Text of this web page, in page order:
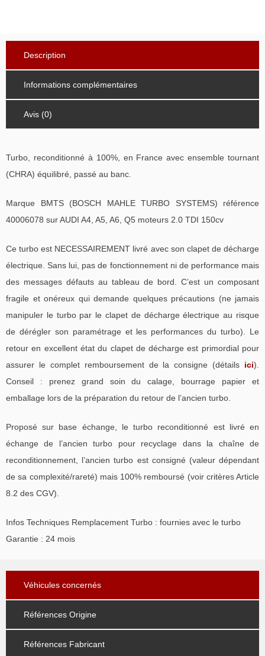
Description
Informations complémentaires
Avis (0)
Turbo, reconditionné à 100%, en France avec ensemble tournant
(CHRA) équilibré, passé au banc.
Marque BMTS (BOSCH MAHLE TURBO SYSTEMS) référence
40006078 sur AUDI A4, A5, A6, Q5 moteurs 2.0 TDI 150cv
Ce turbo est NECESSAIREMENT livré avec son clapet de décharge
électrique. Sans lui, pas de fonctionnement ni de performance mais
des messages défauts au tableau de bord. C’est un composant
fragile et onéreux qui demande quelques précautions (ne jamais
manipuler le turbo par le clapet de décharge électrique au risque
de dérégler son paramétrage et les performances du turbo). Le
retour en excellent état du clapet de décharge est primordial pour
assurer le complet remboursement de la consigne (détails ici).
Conseil : prenez grand soin du calage, bourrage papier et
emballage lors de la préparation du retour de l’ancien turbo.
Proposé sur base échange, le turbo reconditionné est livré en
échange de l’ancien turbo pour recyclage dans la chaîne de
reconditionnement, l’ancien turbo est consigné (valeur dépendant
de sa complexité/rareté) mais 100% remboursé (voir critères Article
8.2 des CGV).
Infos Techniques Remplacement Turbo : fournies avec le turbo
Garantie : 24 mois
Véhicules concernés
Références Origine
Références Fabricant